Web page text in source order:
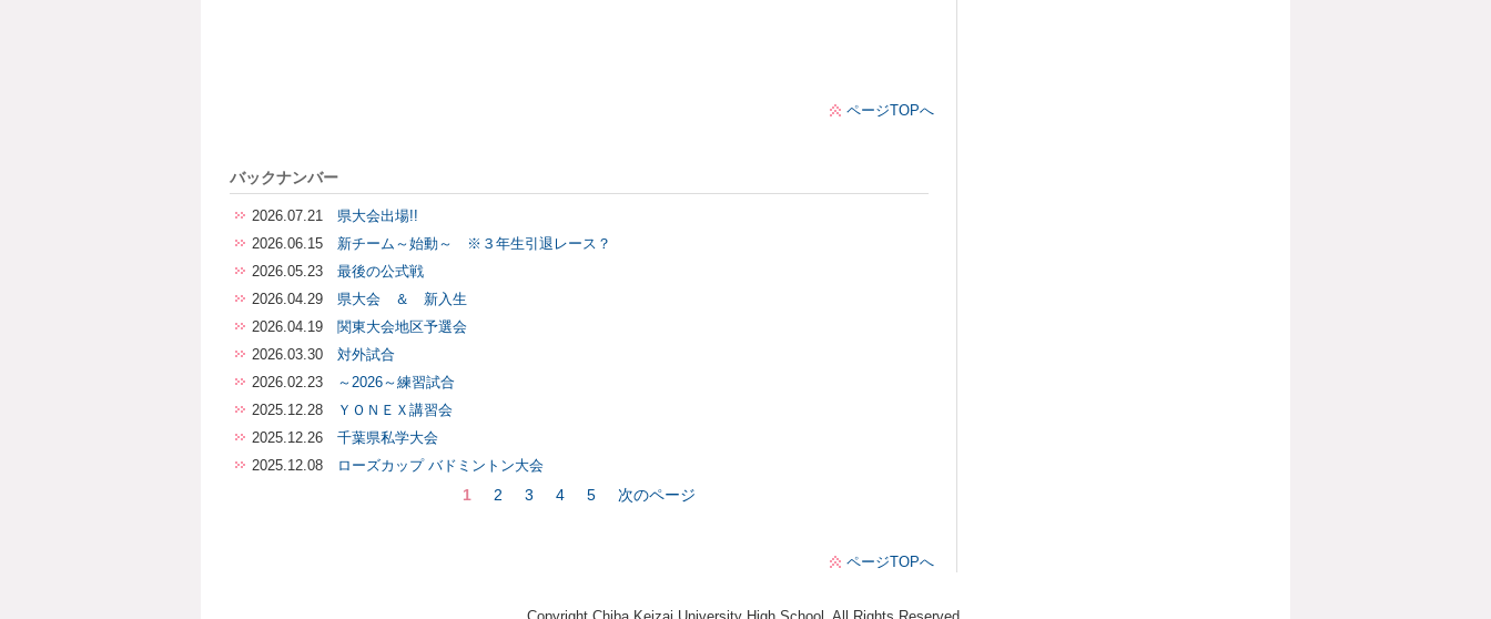
ページTOPへ
バックナンバー
2026.07.21
県大会出場!!
2026.06.15
新チーム～始動～ ※３年生引退レース？
2026.05.23
最後の公式戦
2026.04.29
県大会 ＆ 新入生
2026.04.19
関東大会地区予選会
2026.03.30
対外試合
2026.02.23
～2026～練習試合
2025.12.28
ＹＯＮＥＸ講習会
2025.12.26
千葉県私学大会
2025.12.08
ローズカップ バドミントン大会
1 2 3 4 5 次のページ
ページTOPへ